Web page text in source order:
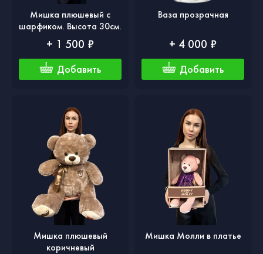
Мишка плюшевый с
шарфиком. Высота 30см.
+ 1 500 ₽
Добавить
Ваза прозрачная
+ 4 000 ₽
Добавить
Мишка плюшевый
коричневый
Мишка Молли в платье